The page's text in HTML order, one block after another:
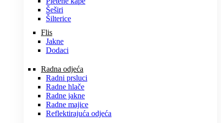
Šeširi
Šilterice
Flis
Jakne
Dodaci
Radna odjeća
Radni prsluci
Radne hlače
Radne jakne
Radne majice
Reflektirajuća odjeća